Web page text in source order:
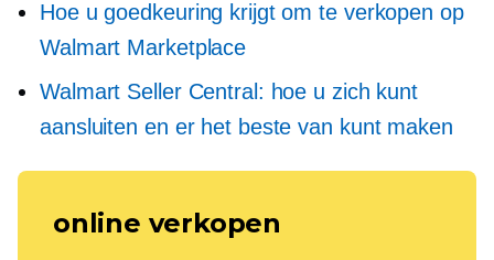
Hoe u goedkeuring krijgt om te verkopen op
Walmart Marketplace
Walmart Seller Central: hoe u zich kunt
aansluiten en er het beste van kunt maken
online verkopen